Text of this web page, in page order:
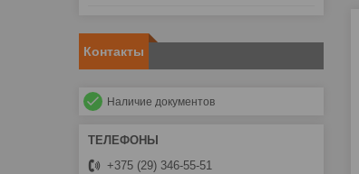
Контакты
Наличие документов
+375 (29) 346-55-51